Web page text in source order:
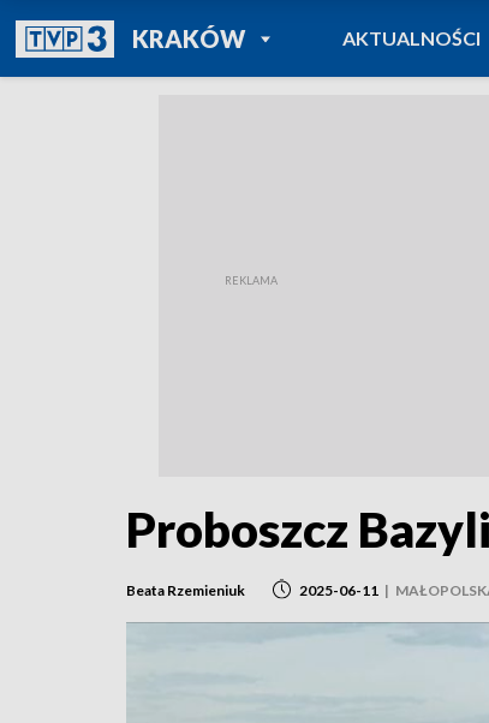
KRAKÓWPOWRÓT DO
TVP REGIONY
AKTUALNOŚCI
Proboszcz
Beata Rzemieniuk 2025-06-11 |